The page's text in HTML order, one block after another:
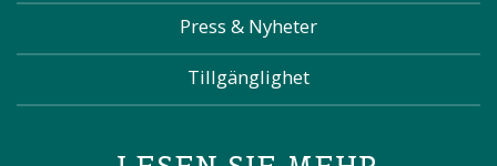
Press & Nyheter
Tillgänglighet